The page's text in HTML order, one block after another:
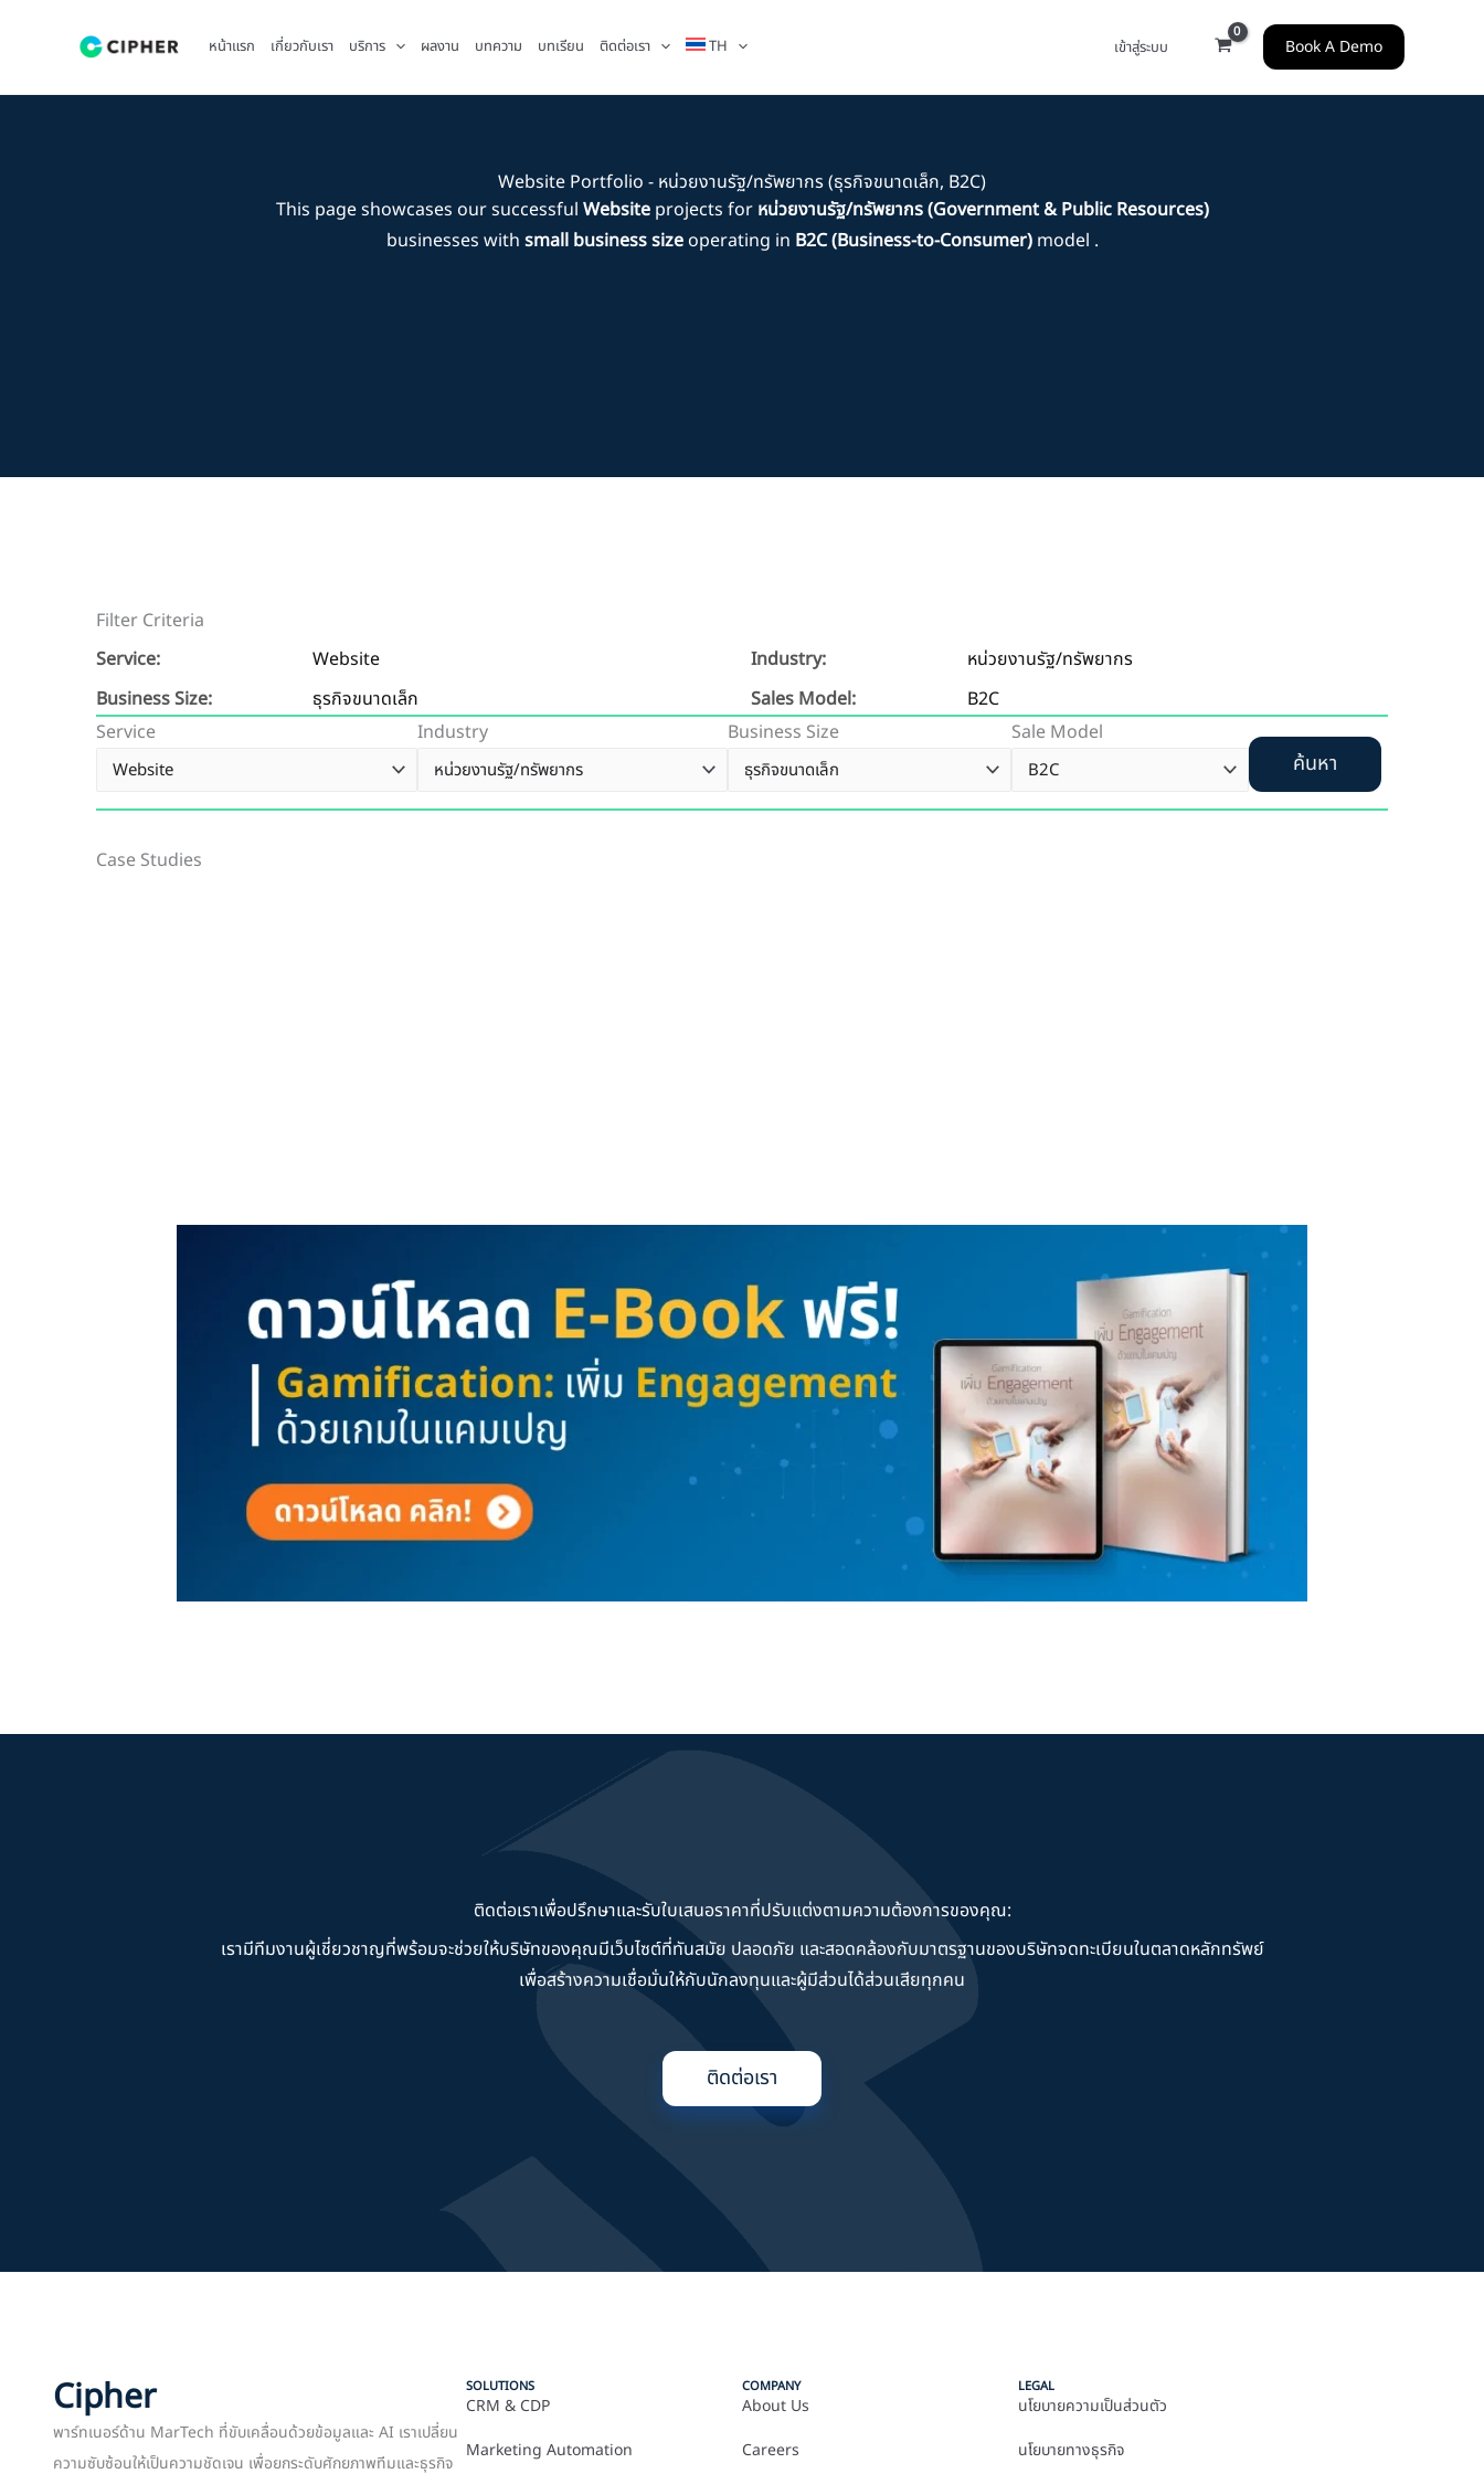
หน้าแรก เกี่ยวกับเรา บริการ ผลงาน บทความ บทเรียน ติดต่อเรา TH เข้าสู่ระบบ Book A Demo
Website Portfolio - หน่วยงานรัฐ/ทรัพยากร (ธุรกิจขนาดเล็ก, B2C)
This page showcases our successful Websiteprojects for หน่วยงานรัฐ/ทรัพยากร (Government & Public Resources)
businesses with small business sizeoperating in B2C (Business-to-Consumer)model .
Filter Criteria
Service:
Website Industry:
หน่วยงานรัฐ/ทรัพยากร
Business Size:
ธุรกิจขนาดเล็ก Sales Model:
B2C
Service
Industry Business Size Sale Model
ค้นหา
Case Studies
ติดต่อเราเพื่อปรึกษาและรับใบเสนอราคาที่ปรับแต่งตามความต้องการของคุณ:
เรามีทีมงานผู้เชี่ยวชาญที่พร้อมจะช่วยให้บริษัทของคุณมีเว็บไซต์ที่ทันสมัย ปลอดภัย และสอดคล้องกับมาตรฐานของบริษัทจดทะเบียนในตลาดหลักทรัพย์
เพื่อสร้างความเชื่อมั่นให้กับนักลงทุนและผู้มีส่วนได้ส่วนเสียทุกคน
ติดต่อเรา
Cipher
พาร์ทเนอร์ด้าน MarTech ที่ขับเคลื่อนด้วยข้อมูลและ AI เราเปลี่ยน
ความซับซ้อนให้เป็นความชัดเจน เพื่อยกระดับศักยภาพทีมและธุรกิจ
SOLUTIONS
CRM & CDP
Marketing Automation
COMPANY
About Us
Careers
LEGAL
นโยบายความเป็นส่วนตัว
นโยบายทางธุรกิจ